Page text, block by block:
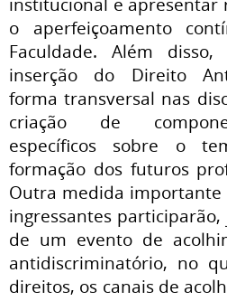
o aperfeiçoamento
Faculdade. Além
inserção do Direito
forma transversal nas
criação de
específicos sobre o
formação dos futuros
Outra medida
ingressantes
de um evento de
antidiscriminatório, no
direitos, os canais de